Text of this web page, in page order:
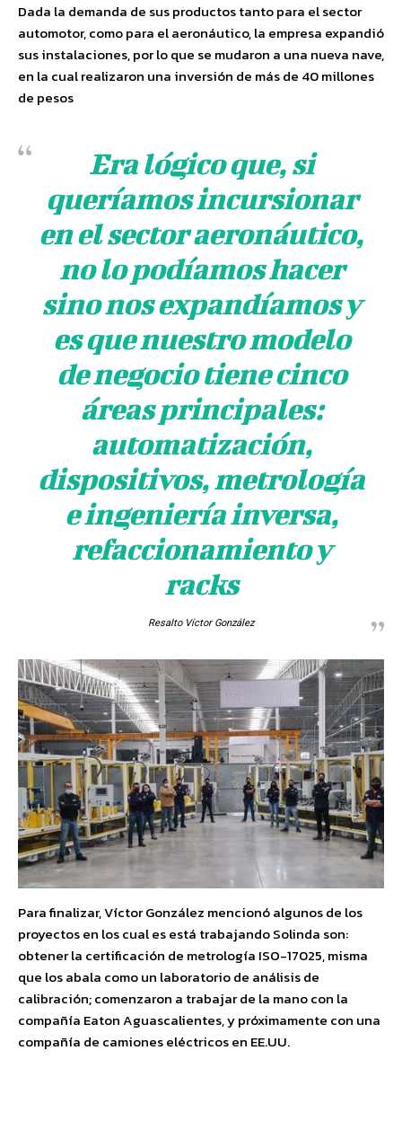
Dada la demanda de sus productos tanto para el sector
automotor, como para el aeronáutico, la empresa expandió
sus instalaciones, por lo que se mudaron a una nueva nave,
en la cual realizaron una inversión de más de 40 millones
de pesos
Era lógico que, si
queríamos incursionar
en el sector aeronáutico,
no lo podíamos hacer
sino nos expandíamos y
es que nuestro modelo
de negocio tiene cinco
áreas principales:
automatización,
dispositivos, metrología
e ingeniería inversa,
refaccionamiento y
racks
Resalto Víctor González
Para finalizar, Víctor González mencionó algunos de los
proyectos en los cual es está trabajando Solinda son:
obtener la certificación de metrología ISO-17025, misma
que los abala como un laboratorio de análisis de
calibración; comenzaron a trabajar de la mano con la
compañía Eaton Aguascalientes, y próximamente con una
compañía de camiones eléctricos en EE.UU.